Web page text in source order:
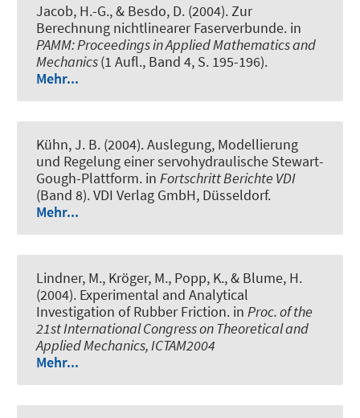
Jacob, H.-G., & Besdo, D. (2004). Zur
Berechnung nichtlinearer Faserverbunde. in
PAMM: Proceedings in Applied Mathematics and
Mechanics(1 Aufl., Band 4, S. 195-196).
Mehr...
Kühn, J. B. (2004).Auslegung, Modellierung
und Regelung einer servohydraulische Stewart-
Gough-Plattform. in Fortschritt Berichte VDI
(Band 8). VDI Verlag GmbH, Düsseldorf.
Mehr...
Lindner, M., Kröger, M., Popp, K., & Blume, H.
(2004). Experimental and Analytical
Investigation of Rubber Friction. in Proc. of the
21st International Congress on Theoretical and
Applied Mechanics, ICTAM2004
Mehr...